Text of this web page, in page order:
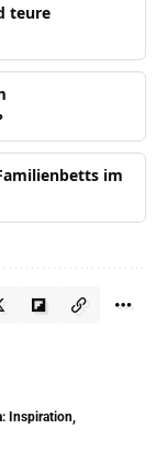
teure
im
Inspiration,